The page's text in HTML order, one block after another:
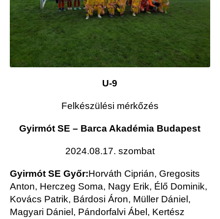
U-9
Felkészülési mérkőzés
Gyirmót SE – Barca Akadémia Budapest
2024.08.17. szombat
Gyirmót SE Győr:Horváth Ciprián, Gregosits
Anton, Herczeg Soma, Nagy Erik, Élő Dominik,
Kovács Patrik, Bárdosi Áron, Müller Dániel,
Magyari Dániel, Pándorfalvi Ábel, Kertész